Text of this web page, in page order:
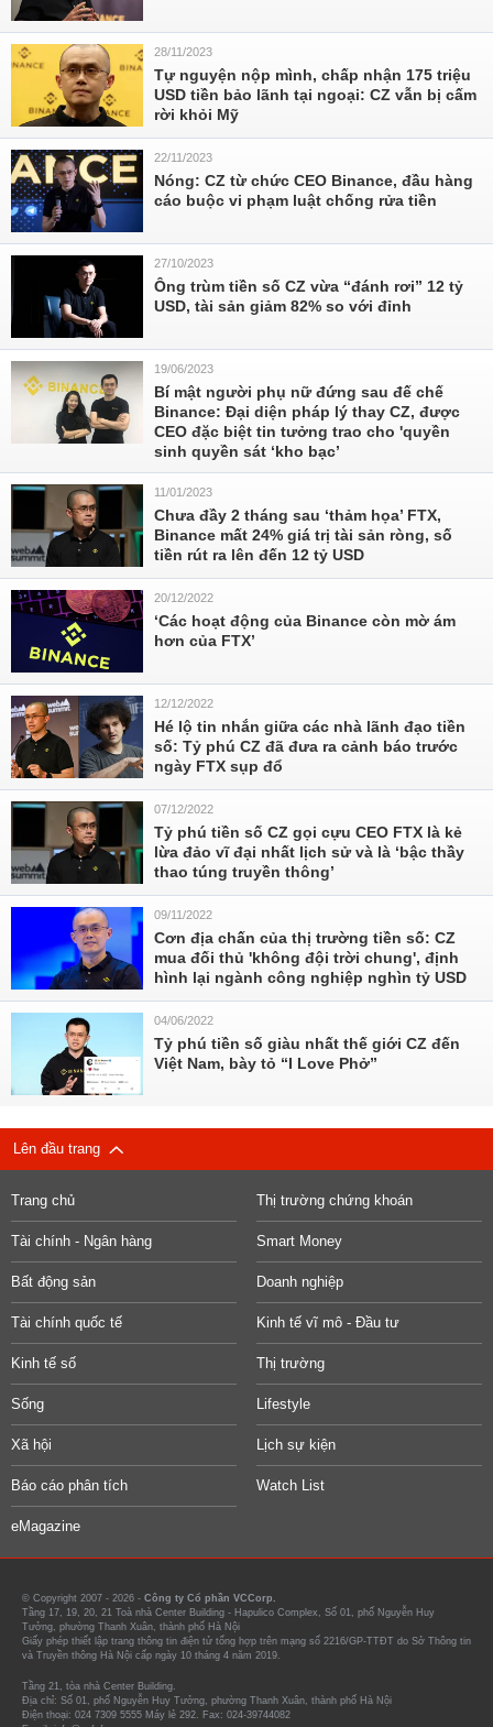
28/11/2023
Tự nguyện nộp mình, chấp nhận 175 triệu
USD tiền bảo lãnh tại ngoại: CZ vẫn bị cấm
rời khỏi Mỹ
22/11/2023
Nóng: CZ từ chức CEO Binance, đầu hàng
cáo buộc vi phạm luật chống rửa tiền
27/10/2023
Ông trùm tiền số CZ vừa “đánh rơi” 12 tỷ
USD, tài sản giảm 82% so với đỉnh
19/06/2023
Bí mật người phụ nữ đứng sau đế chế
Binance: Đại diện pháp lý thay CZ, được
CEO đặc biệt tin tưởng trao cho 'quyền
sinh quyền sát ‘kho bạc’
11/01/2023
Chưa đầy 2 tháng sau ‘thảm họa’ FTX,
Binance mất 24% giá trị tài sản ròng, số
tiền rút ra lên đến 12 tỷ USD
20/12/2022
‘Các hoạt động của Binance còn mờ ám
hơn của FTX’
12/12/2022
Hé lộ tin nhắn giữa các nhà lãnh đạo tiền
số: Tỷ phú CZ đã đưa ra cảnh báo trước
ngày FTX sụp đổ
07/12/2022
Tỷ phú tiền số CZ gọi cựu CEO FTX là kẻ
lừa đảo vĩ đại nhất lịch sử và là ‘bậc thầy
thao túng truyền thông’
09/11/2022
Cơn địa chấn của thị trường tiền số: CZ
mua đối thủ 'không đội trời chung', định
hình lại ngành công nghiệp nghìn tỷ USD
04/06/2022
Tỷ phú tiền số giàu nhất thế giới CZ đến
Việt Nam, bày tỏ “I Love Phở”
Lên đầu trang
Trang chủ Thị trường chứng khoán
Tài chính - Ngân hàng Smart Money
Bất động sản Doanh nghiệp
Tài chính quốc tế Kinh tế vĩ mô - Đầu tư
Kinh tế số Thị trường
Sống Lifestyle
Xã hội Lịch sự kiện
Báo cáo phân tích Watch List
eMagazine
© Copyright 2007 - 2026 - Công ty Cổ phần VCCorp.
Tầng 17, 19, 20, 21 Toà nhà Center Building - Hapulico Complex, Số 01, phố Nguyễn Huy
Tưởng, phường Thanh Xuân, thành phố Hà Nội
Giấy phép thiết lập trang thông tin điện tử tổng hợp trên mạng số 2216/GP-TTĐT do Sở Thông tin
và Truyền thông Hà Nội cấp ngày 10 tháng 4 năm 2019.
Tầng 21, tòa nhà Center Building.
Địa chỉ: Số 01, phố Nguyễn Huy Tưởng, phường Thanh Xuân, thành phố Hà Nội
Điện thoại: 024 7309 5555 Máy lẻ 292. Fax: 024-39744082